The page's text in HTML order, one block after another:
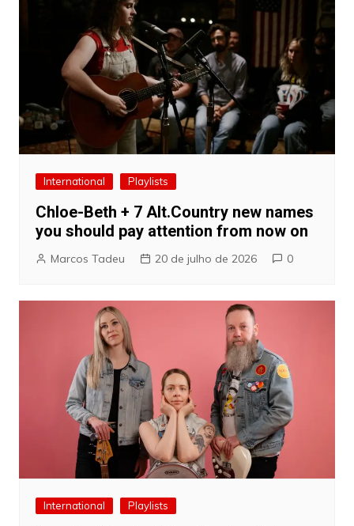
International Playlists
Chloe-Beth + 7 Alt.Country new names
you should pay attention from now on
Marcos Tadeu 20 de julho de 2026 0
International Playlists